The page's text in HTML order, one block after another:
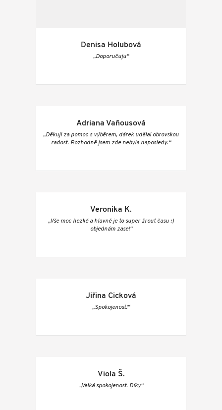
Denisa Holubová
„Doporučuju“
Adriana Vaňousová
„Děkuji za pomoc s výběrem, dárek udělal obrovskou
radost. Rozhodně jsem zde nebyla naposledy.“
Veronika K.
„Vše moc hezké a hlavně je to super žrout času :)
objednám zase!“
Jiřina Cicková
„Spokojenost!“
Viola Š.
„Velká spokojenost. Díky“